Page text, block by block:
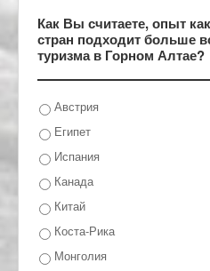
Как Вы считаете, опыт
стран подходит больше
туризма в Горном Алтае?
Австрия
Египет
Испания
Канада
Китай
Коста-Рика
Монголия